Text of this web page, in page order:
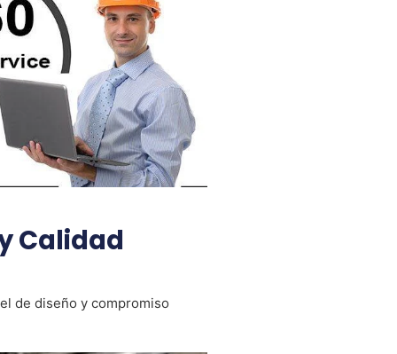
Calidad
de diseño y compromiso